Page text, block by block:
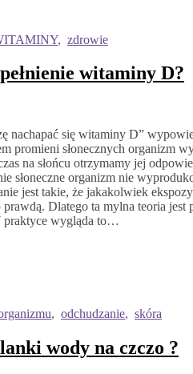
, zdrowie
witaminy D?
nachapać się witaminy D”
promieni słonecznych organizm
na słońcu otrzymamy jej
słoneczne organizm nie
jest takie, że jakakolwiek
Dlatego ta mylna teoria jest
praktyce wygląda to…
, odchudzanie, skóra
wody na czczo ?